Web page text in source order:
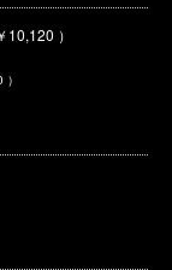
10,120 ）